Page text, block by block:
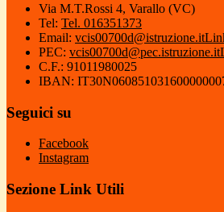
Via M.T.Rossi 4, Varallo (VC)
Tel: Tel. 016351373
Email: vcis00700d@istruzione.it
PEC: vcis00700d@pec.istruzione.it
C.F.: 91011980025
IBAN:
Seguici su
Facebook
Instagram
Sezione Link Utili